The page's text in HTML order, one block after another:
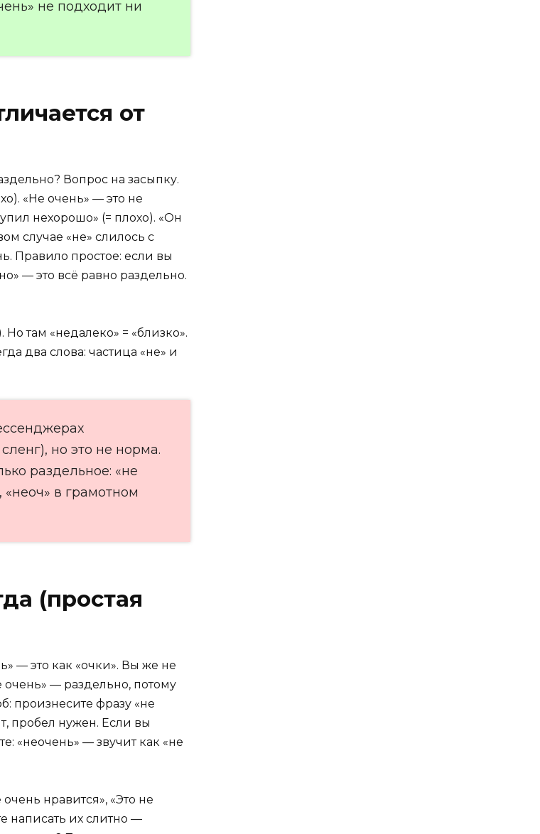
не подходит ни
от
Вопрос на засыпку.
«Не очень» — это не
нехорошо» (= плохо). «Он
случае «не» слилось с
Правило простое: если вы
— это всё равно раздельно.
там «недалеко» = «близко».
два слова: частица «не» и
но это не норма.
раздельное: «не
«неоч» в грамотном
(простая
— это как «очки». Вы же не
— раздельно, потому
произнесите фразу «не
пробел нужен. Если вы
«неочень» — звучит как «не
нравится», «Это не
написать их слитно —